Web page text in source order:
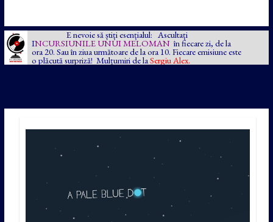
E nevoie să știți esențialul: Ascultați
INCURSIUNILE UNUI MELOMAN în fiecare zi, de la
ora 20. Sau în ziua următoare de la ora 10. Fiecare emisiune este
o plăcută surpriză! Mulțumiri de la Sergiu Alex.